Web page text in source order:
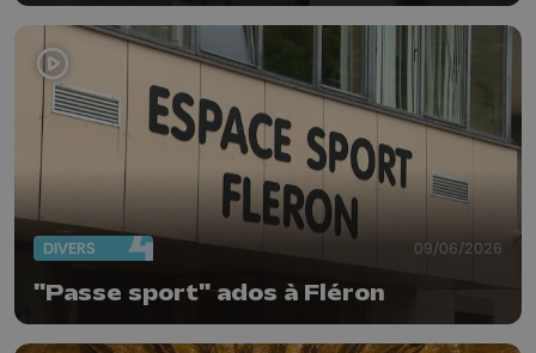
DIVERS 09/06/2026
"Passe sport" ados à Fléron